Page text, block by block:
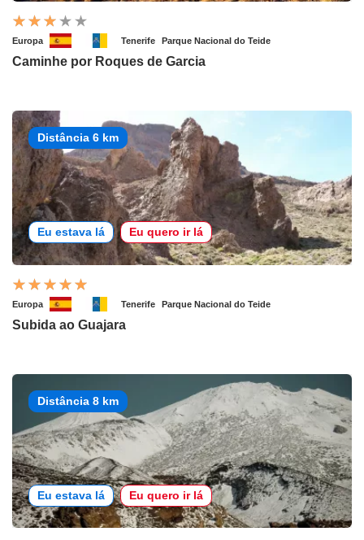
Europa Tenerife Parque Nacional do Teide
Caminhe por Roques de Garcia
Distância 6 km
Eu estava lá Eu quero ir lá
Europa Tenerife Parque Nacional do Teide
Subida ao Guajara
Distância 8 km
Eu estava lá Eu quero ir lá